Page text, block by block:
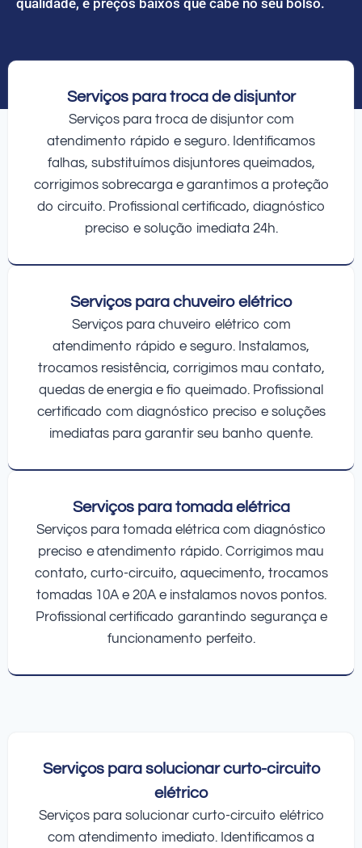
Serviços para troca de disjuntor
Serviços para troca de disjuntor com
atendimento rápido e seguro. Identificamos
falhas, substituímos disjuntores queimados,
corrigimos sobrecarga e garantimos a proteção
do circuito. Profissional certificado, diagnóstico
preciso e solução imediata 24h.
Serviços para chuveiro elétrico
Serviços para chuveiro elétrico com
atendimento rápido e seguro. Instalamos,
trocamos resistência, corrigimos mau contato,
quedas de energia e fio queimado. Profissional
certificado com diagnóstico preciso e soluções
imediatas para garantir seu banho quente.
Serviços para tomada elétrica
Serviços para tomada elétrica com diagnóstico
preciso e atendimento rápido. Corrigimos mau
contato, curto-circuito, aquecimento, trocamos
tomadas 10A e 20A e instalamos novos pontos.
Profissional certificado garantindo segurança e
funcionamento perfeito.
Serviços para solucionar curto-circuito
elétrico
Serviços para solucionar curto-circuito elétrico
com atendimento imediato. Identificamos a